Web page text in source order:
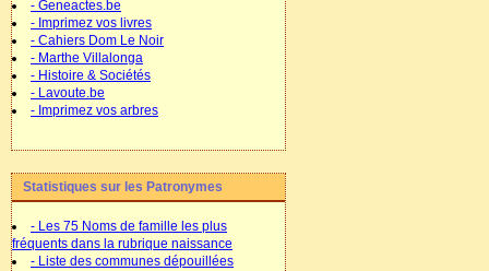
- Geneactes.be
- Imprimez vos livres
- Cahiers Dom Le Noir
- Marthe Villalonga
- Histoire & Sociétés
- Lavoute.be
- Imprimez vos arbres
Statistiques sur les Patronymes
- Les 75 Noms de famille les plus
fréquents dans la rubrique naissance
- Liste des communes dépouillées